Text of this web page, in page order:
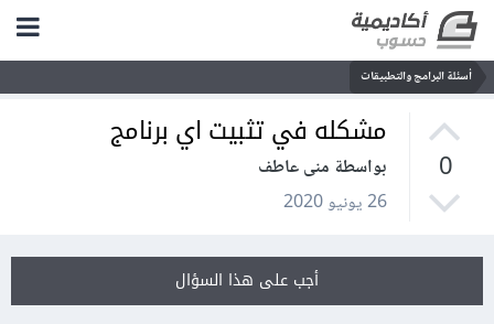
أسئلة البرامج والتطبيقات
0
مشكله في تثبيت اي برنامج
بواسطة منى عاطف
26 يونيو 2020
أجب على هذا السؤال